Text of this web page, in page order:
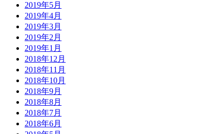
2019年5月
2019年4月
2019年3月
2019年2月
2019年1月
2018年12月
2018年11月
2018年10月
2018年9月
2018年8月
2018年7月
2018年6月